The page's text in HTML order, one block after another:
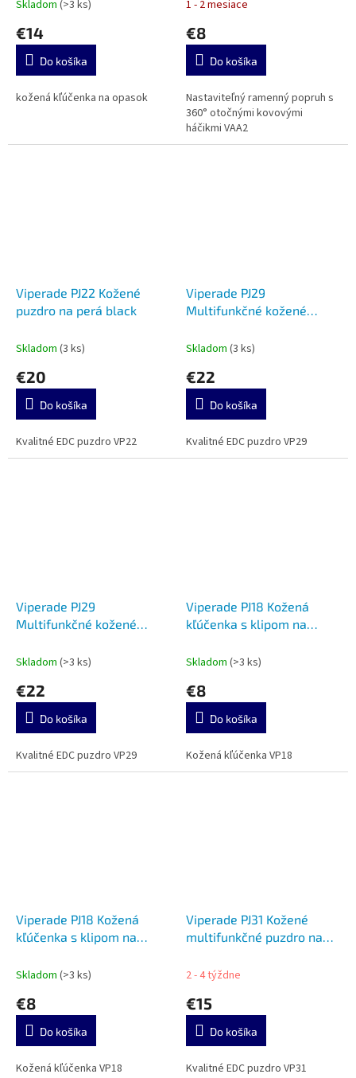
Skladom (>3 ks)
€14
Do košíka
kožená kľúčenka na opasok
1 - 2 mesiace
€8
Do košíka
Nastaviteľný ramenný popruh s
360° otočnými kovovými
háčikmi VAA2
Viperade PJ22 Kožené
puzdro na perá black
Skladom (3 ks)
€20
Do košíka
Kvalitné EDC puzdro VP22
Viperade PJ29
Multifunkčné kožené
Skladom (3 ks)
€22
Do košíka
Kvalitné EDC puzdro VP29
Viperade PJ29
Multifunkčné kožené
Skladom (>3 ks)
€22
Do košíka
Kvalitné EDC puzdro VP29
Viperade PJ18 Kožená
kľúčenka s klipom na
Skladom (>3 ks)
€8
Do košíka
Kožená kľúčenka VP18
Viperade PJ18 Kožená
kľúčenka s klipom na
Skladom (>3 ks)
€8
Do košíka
Kožená kľúčenka VP18
Viperade PJ31 Kožené
multifunkčné puzdro na
2 - 4 týždne
€15
Do košíka
Kvalitné EDC puzdro VP31